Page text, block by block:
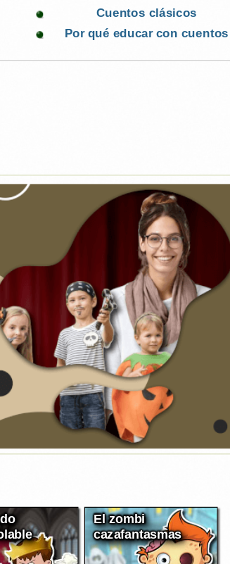
Cuentos clásicos
Por qué educar con cuentos
El zombi
cazafantasmas